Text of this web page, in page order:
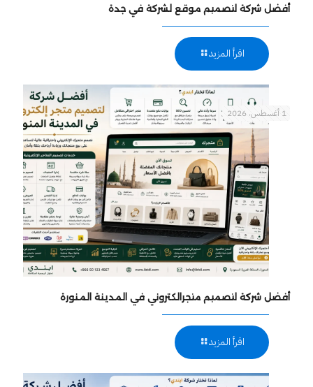
أفضل شركة لتصميم موقع لشركة في جدة
اقرأ المزيد
1 أغسطس، 2026
أفضل شركة لتصميم متجرالكتروني في المدينة المنورة
اقرأ المزيد